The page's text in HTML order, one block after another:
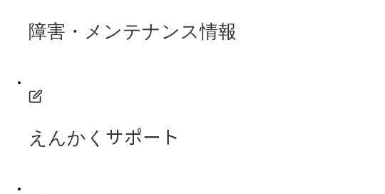
障害・メンテナンス情報
えんかくサポート